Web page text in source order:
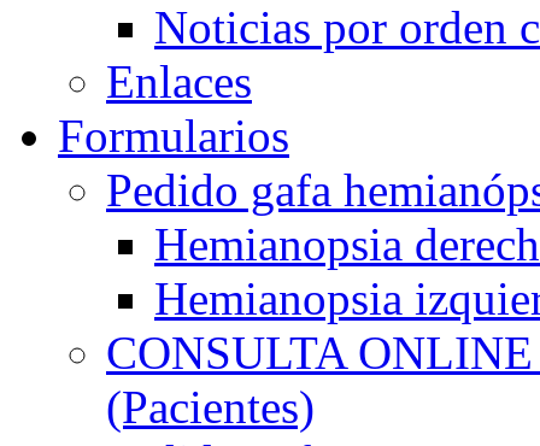
Noticias por orden
Enlaces
Formularios
Pedido gafa
Hemianopsia
Hemianopsia
CONSULTA
(Pacientes)